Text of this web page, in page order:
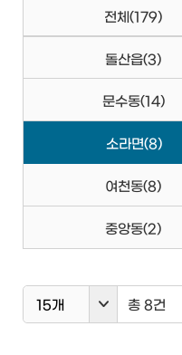
전체(179)
돌산읍(3)
문수동(14)
소라면(8)
여천동(8)
중앙동(2)
15개 총 8건